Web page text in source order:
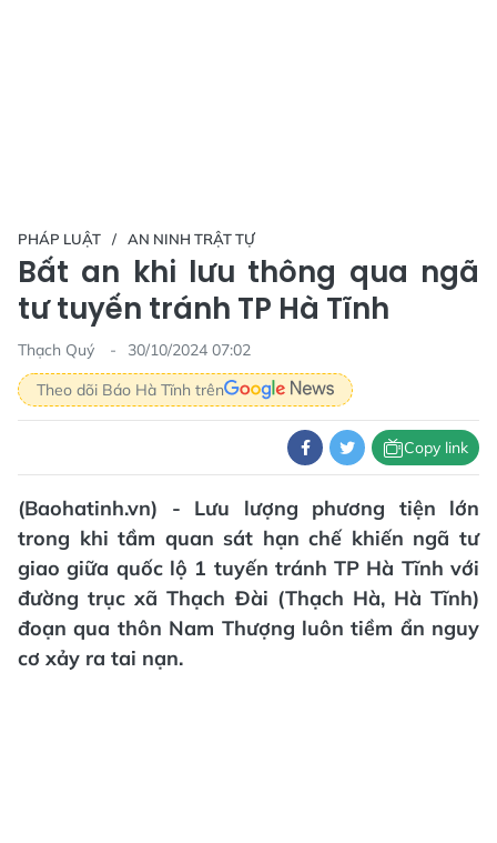
PHÁP LUẬT AN NINH TRẬT TỰ
Bất an khi lưu thông qua ngã
tư tuyến tránh TP Hà Tĩnh
Thạch Quý
30/10/2024 07:02
Theo dõi Báo Hà Tĩnh trên
Copy link
(Baohatinh.vn) - Lưu lượng phương tiện lớn
trong khi tầm quan sát hạn chế khiến ngã tư
giao giữa quốc lộ 1 tuyến tránh TP Hà Tĩnh với
đường trục xã Thạch Đài (Thạch Hà, Hà Tĩnh)
đoạn qua thôn Nam Thượng luôn tiềm ẩn nguy
cơ xảy ra tai nạn.